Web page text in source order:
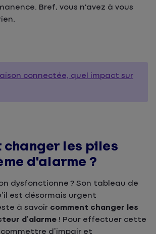
Bref, vous n'avez à vous
connectée, quel impact sur
changer les piles
d'alarme ?
dysfonctionne ? Son tableau de
est désormais urgent
à savoir comment changer les
d’alarme ! Pour effectuer cette
d’impair et